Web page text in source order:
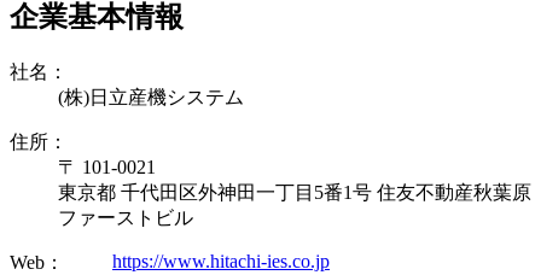
企業基本情報
社名：
(株)日立産機システム
住所：
〒 101-0021
東京都 千代田区外神田一丁目5番1号 住友不動産秋葉原
ファーストビル
Web： https://www.hitachi-ies.co.jp